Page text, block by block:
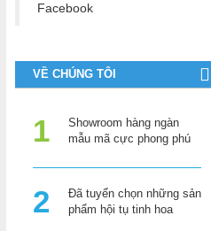
Facebook
VỀ CHÚNG TÔI
Showroom hàng ngàn
mẫu mã cực phong phú
Đã tuyển chọn những sản
phẩm hội tụ tinh hoa